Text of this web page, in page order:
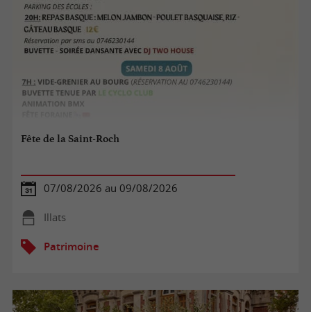
Fête de la Saint-Roch
07/08/2026 au 09/08/2026
Illats
Patrimoine